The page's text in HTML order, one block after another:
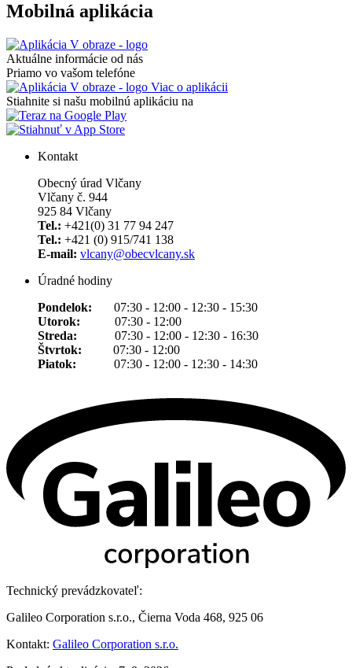
Mobilná aplikácia
Aktuálne informácie od nás
Priamo vo vašom telefóne
Viac o aplikácii
Stiahnite si našu mobilnú aplikáciu na
Kontakt
Obecný úrad Vlčany
Vlčany č. 944
925 84 Vlčany
Tel.: +421(0) 31 77 94 247
Tel.: +421 (0) 915/741 138
E-mail: vlcany@obecvlcany.sk
Úradné hodiny
Pondelok: 07:30 - 12:00 - 12:30 - 15:30
Utorok: 07:30 - 12:00
Streda: 07:30 - 12:00 - 12:30 - 16:30
Štvrtok: 07:30 - 12:00
Piatok: 07:30 - 12:00 - 12:30 - 14:30
Technický prevádzkovateľ:
Galileo Corporation s.r.o., Čierna Voda 468, 925 06
Kontakt: Galileo Corporation s.r.o.